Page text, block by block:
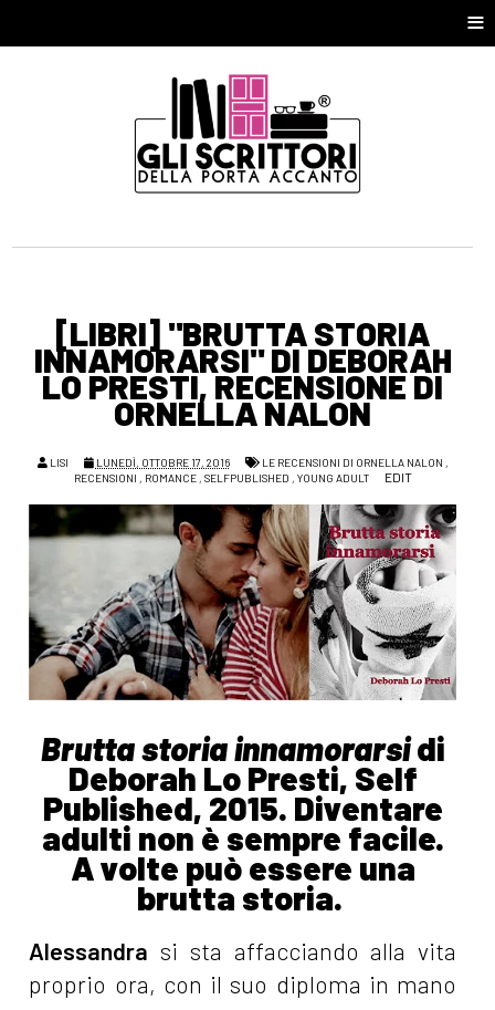
≡
[LIBRI] "BRUTTA STORIA
INNAMORARSI" DI DEBORAH
LO PRESTI, RECENSIONE DI
ORNELLA NALON
LISI LUNEDÌ, OTTOBRE 17, 2016 LE RECENSIONI DI ORNELLA NALON ,
RECENSIONI , ROMANCE, SELFPUBLISHED , YOUNG ADULT EDIT
Brutta storia innamorarsidi
Deborah Lo Presti, Self
Published, 2015. Diventare
adulti non è sempre facile.
A volte può essere una
brutta storia.
Alessandra si sta affacciando alla vita
proprio ora, con il suo diploma in mano